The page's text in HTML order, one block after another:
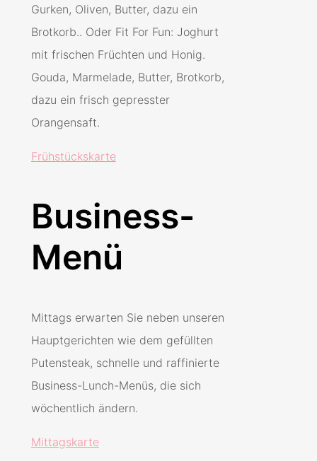
Gurken, Oliven, Butter, dazu ein
Brotkorb.. Oder Fit For Fun: Joghurt
mit frischen Früchten und Honig.
Gouda, Marmelade, Butter, Brotkorb,
dazu ein frisch gepresster
Orangensaft.
Frühstückskarte
Business-
Menü
Mittags erwarten Sie neben unseren
Hauptgerichten wie dem gefüllten
Putensteak, schnelle und raffinierte
Business-Lunch-Menüs, die sich
wöchentlich ändern.
Mittagskarte